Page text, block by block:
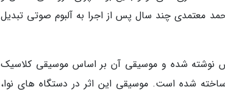
معتمدی چند سال پس از اجرا به آلبوم صوتی تبدیل
نوشته شده و موسیقی آن بر اساس موسیقی کلاسیک
شده است. موسیقی این اثر در دستگاه های نوا،